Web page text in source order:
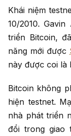
Khái niệm
10/2010.
triển Bitcoin,
năng mới được
này được coi là
Bitcoin không
hiện testnet.
nhà phát triển
đổi trong giao